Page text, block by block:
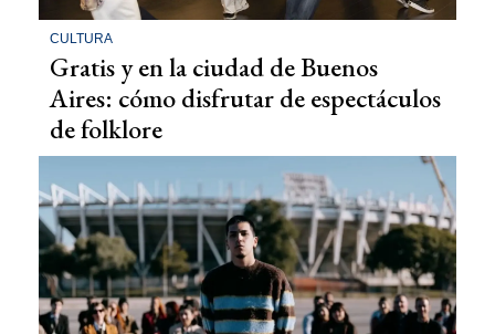
CULTURA
Gratis y en la ciudad de Buenos
Aires: cómo disfrutar de espectáculos
de folklore